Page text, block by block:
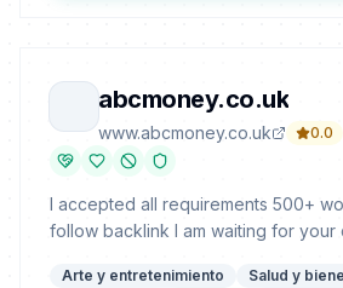
abcmoney.co.uk
www.abcmoney.co.uk 0.0
I accepted all requirements 500+
follow backlink I am waiting for your
Arte y entretenimiento
Salud y